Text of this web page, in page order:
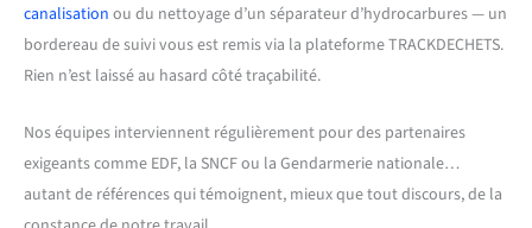
canalisation ou du nettoyage d’un séparateur d’hydrocarbures — un
bordereau de suivi vous est remis via la plateforme TRACKDECHETS.
Rien n’est laissé au hasard côté traçabilité.
Nos équipes interviennent régulièrement pour des partenaires
exigeants comme EDF, la SNCF ou la Gendarmerie nationale…
autant de références qui témoignent, mieux que tout discours, de la